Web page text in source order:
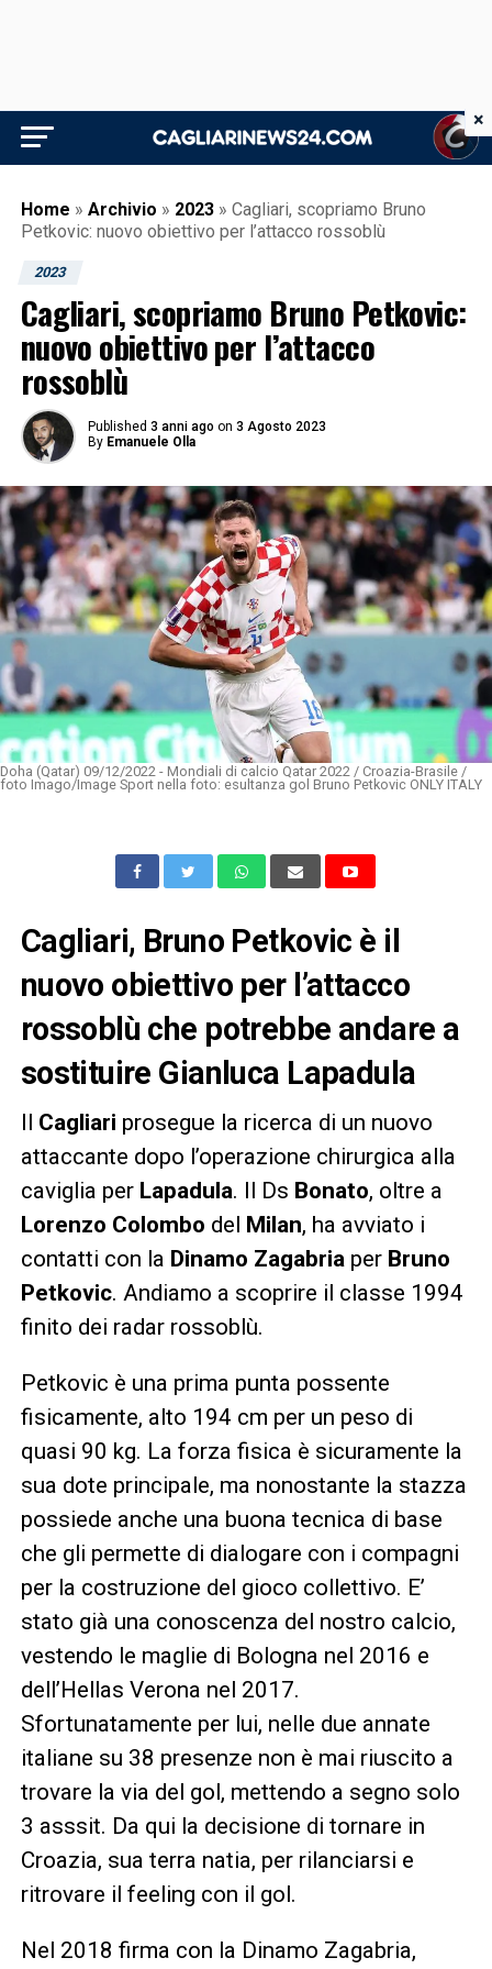
Home » Archivio » 2023 » Cagliari, scopriamo Bruno
Petkovic: nuovo obiettivo per l’attacco rossoblù
2023
Cagliari, scopriamo Bruno Petkovic:
nuovo obiettivo per l’attacco
rossoblù
Published 3 anni ago on 3 Agosto 2023
By Emanuele Olla
Doha (Qatar) 09/12/2022 - Mondiali di calcio Qatar 2022 / Croazia-Brasile /
foto Imago/Image Sport nella foto: esultanza gol Bruno Petkovic ONLY ITALY
Cagliari, Bruno Petkovic è il
nuovo obiettivo per l’attacco
rossoblù che potrebbe andare a
sostituire Gianluca Lapadula
Il Cagliari prosegue la ricerca di un nuovo
attaccante dopo l’operazione chirurgica alla
caviglia per Lapadula. Il Ds Bonato, oltre a
Lorenzo Colombo del Milan, ha avviato i
contatti con la Dinamo Zagabriaper Bruno
Petkovic. Andiamo a scoprire il classe 1994
finito dei radar rossoblù.
Petkovic è una prima punta possente
fisicamente, alto 194 cm per un peso di
quasi 90 kg. La forza fisica è sicuramente la
sua dote principale, ma nonostante la stazza
possiede anche una buona tecnica di base
che gli permette di dialogare con i compagni
per la costruzione del gioco collettivo. E’
stato già una conoscenza del nostro calcio,
vestendo le maglie di Bologna nel 2016 e
dell’Hellas Verona nel 2017.
Sfortunatamente per lui, nelle due annate
italiane su 38 presenze non è mai riuscito a
trovare la via del gol, mettendo a segno solo
3 asssit. Da qui la decisione di tornare in
Croazia, sua terra natia, per rilanciarsi e
ritrovare il feeling con il gol.
Nel 2018 firma con la Dinamo Zagabria,
×